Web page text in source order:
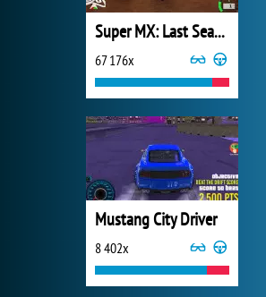
Super MX: Last Season
67 176x
Mustang City Driver
8 402x